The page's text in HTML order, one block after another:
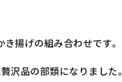
揚げの組み合わせです。
沢品の部類になりました。